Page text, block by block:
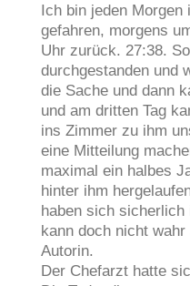
Ich bin jeden Morgen
gefahren, morgens
Uhr zurück. 27:38.
durchgestanden und
die Sache und dann
und am dritten Tag
ins Zimmer zu ihm
eine Mitteilung
maximal ein halbes
hinter ihm
haben sich
kann doch nicht wahr
Autorin.
Der Chefarzt hatte